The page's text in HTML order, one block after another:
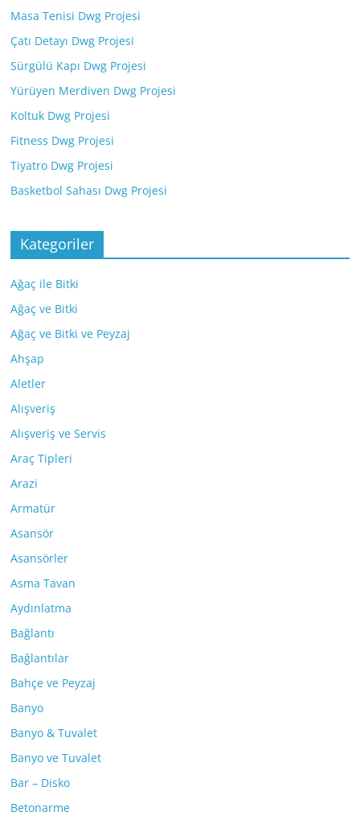
Masa Tenisi Dwg Projesi
Çatı Detayı Dwg Projesi
Sürgülü Kapı Dwg Projesi
Yürüyen Merdiven Dwg Projesi
Koltuk Dwg Projesi
Fitness Dwg Projesi
Tiyatro Dwg Projesi
Basketbol Sahası Dwg Projesi
Kategoriler
Ağaç ile Bitki
Ağaç ve Bitki
Ağaç ve Bitki ve Peyzaj
Ahşap
Aletler
Alışveriş
Alışveriş ve Servis
Araç Tipleri
Arazi
Armatür
Asansör
Asansörler
Asma Tavan
Aydınlatma
Bağlantı
Bağlantılar
Bahçe ve Peyzaj
Banyo
Banyo & Tuvalet
Banyo ve Tuvalet
Bar – Disko
Betonarme